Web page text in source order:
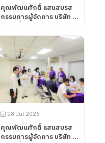
คุณพัฒนศักดิ์ แสนสมรส
กรรมการผู้จัดการ บริษัท พี
ได้ต้อนรับลูกค้าจาก บริษัท
UNIVANCE
CORPORATION โดยทาง
บริษัท พี ควอลิตี้ แมชชีน
พาร์ท จำกัด ได้นำเสนอ
ผลิตภัณฑ์ต่าง ๆ รวมถึง
การเข้าเยี่ยมชมกระบวนการ
ผลิตในส่วนของโรงงาน และ
ห้องปฏิบัติการทดสอบ เมื่อ
วันที่ 31 กรกฎาคม 2569
18 Jul 2026
คุณพัฒนศักดิ์ แสนสมรส
กรรมการผู้จัดการ บริษัท พี